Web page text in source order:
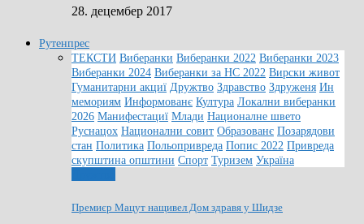
28. децембер 2017
Рутенпрес
ТЕКСТИ Виберанки Виберанки 2022 Виберанки 2023
Виберанки 2024 Виберанки за НС 2022 Вирски живот
Гуманитарни акциї Дружтво Здравство Здруженя Ин
мемориям Информованє Култура Локални виберанки
2026 Манифестациї Млади Националне швето
Руснацох Национални совит Образованє Позарядови
стан Политика Польопривреда Попис 2022 Привреда
скупштина општини Спорт Туризем Україна
Премиєр Мацут нащивел Дом здравя у Шидзе